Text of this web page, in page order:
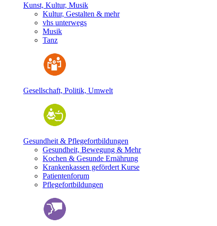
Kunst, Kultur, Musik
Kultur, Gestalten & mehr
vhs unterwegs
Musik
Tanz
Gesellschaft, Politik, Umwelt
Gesundheit & Pflegefortbildungen
Gesundheit, Bewegung & Mehr
Kochen & Gesunde Ernährung
Krankenkassen gefördert Kurse
Patientenforum
Pflegefortbildungen